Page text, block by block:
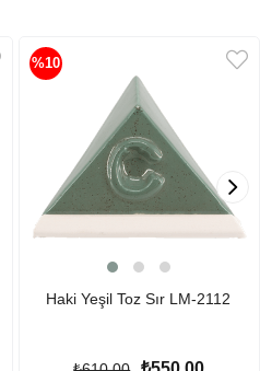
Haki Yeşil Toz Sır LM-2112
%10